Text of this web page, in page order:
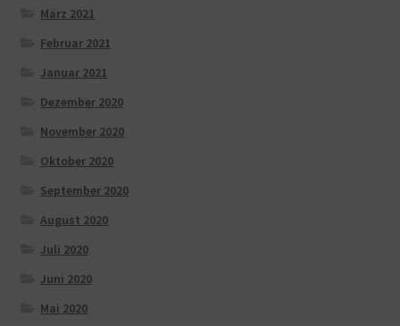
März 2021
Februar 2021
Januar 2021
Dezember 2020
November 2020
Oktober 2020
September 2020
August 2020
Juli 2020
Juni 2020
Mai 2020